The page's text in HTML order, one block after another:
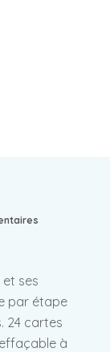
ses
par étape
24 cartes
effaçable à